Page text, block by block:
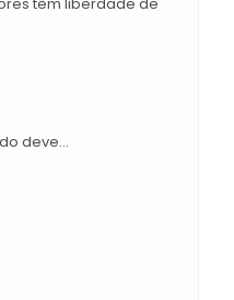
deve...